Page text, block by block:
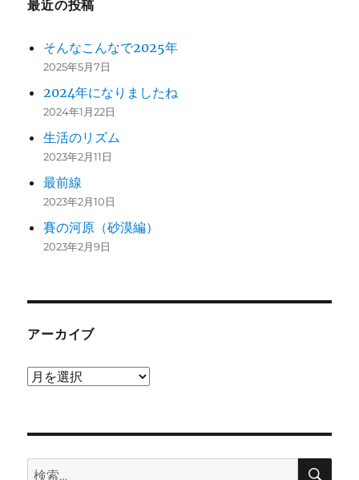
最近の投稿
そんなこんなで2025年
2025年5月7日
2024年になりましたね
2024年1月22日
生活のリズム
2023年2月11日
最前線
2023年2月10日
賽の河原（砂漠編）
2023年2月9日
アーカイブ
ア
検
検